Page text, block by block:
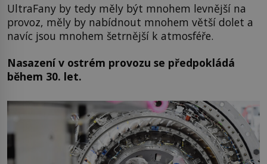
UltraFany by tedy měly být mnohem levnější na
provoz, měly by nabídnout mnohem větší dolet a
navíc jsou mnohem šetrnější k atmosféře.
Nasazení v ostrém provozu se předpokládá
během 30. let.